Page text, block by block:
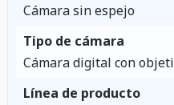
Cámara sin espejo
Tipo de cámara
Cámara digital con
Línea de producto